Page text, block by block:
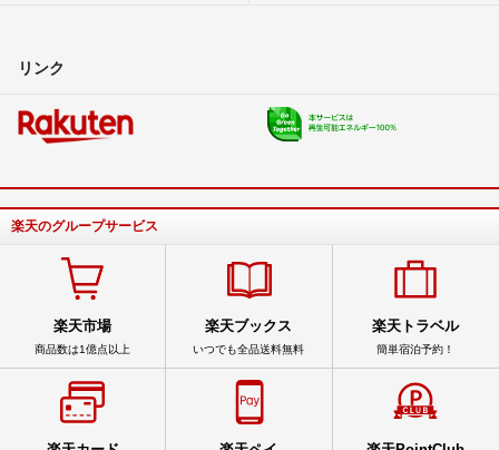
リンク
楽天のグループサービス
楽天市場
商品数は1億点以上
楽天ブックス
いつでも全品送料無料
楽天トラベル
簡単宿泊予約！